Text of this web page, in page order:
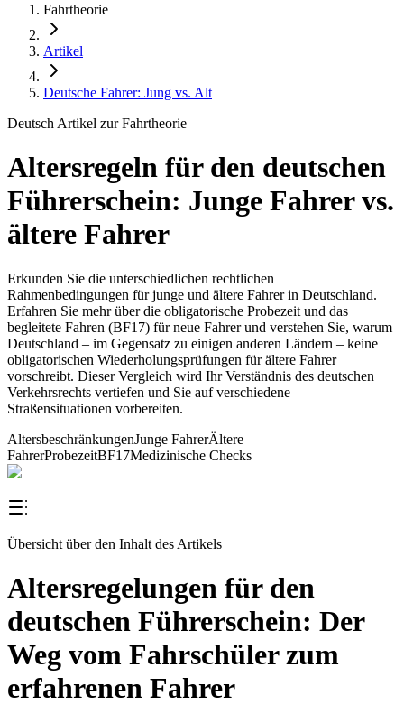
Fahrtheorie
Artikel
Deutsche Fahrer: Jung vs. Alt
Deutsch Artikel zur Fahrtheorie
Altersregeln für den deutschen
Führerschein: Junge Fahrer vs.
ältere Fahrer
Erkunden Sie die unterschiedlichen rechtlichen
Rahmenbedingungen für junge und ältere Fahrer in Deutschland.
Erfahren Sie mehr über die obligatorische Probezeit und das
begleitete Fahren (BF17) für neue Fahrer und verstehen Sie, warum
Deutschland – im Gegensatz zu einigen anderen Ländern – keine
obligatorischen Wiederholungsprüfungen für ältere Fahrer
vorschreibt. Dieser Vergleich wird Ihr Verständnis des deutschen
Verkehrsrechts vertiefen und Sie auf verschiedene
Straßensituationen vorbereiten.
AltersbeschränkungenJunge FahrerÄltere
FahrerProbezeitBF17Medizinische Checks
Übersicht über den Inhalt des Artikels
Altersregelungen für den
deutschen Führerschein: Der
Weg vom Fahrschüler zum
erfahrenen Fahrer